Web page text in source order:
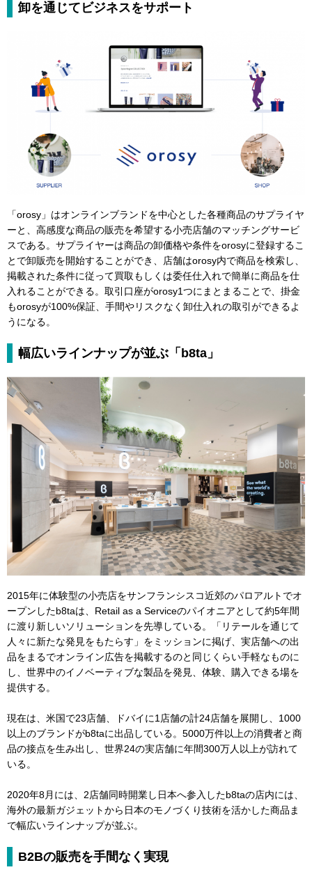
卸を通じてビジネスをサポート
「orosy」はオンラインブランドを中心とした各種商品のサプライヤ
ーと、高感度な商品の販売を希望する小売店舗のマッチングサービ
スである。サプライヤーは商品の卸価格や条件をorosyに登録するこ
とで卸販売を開始することができ、店舗はorosy内で商品を検索し、
掲載された条件に従って買取もしくは委任仕入れで簡単に商品を仕
入れることができる。取引口座がorosy1つにまとまることで、掛金
もorosyが100%保証、手間やリスクなく卸仕入れの取引ができるよ
うになる。
幅広いラインナップが並ぶ「b8ta」
2015年に体験型の小売店をサンフランシスコ近郊のパロアルトでオ
ープンしたb8taは、Retail as a Serviceのパイオニアとして約5年間
に渡り新しいソリューションを先導している。「リテールを通じて
人々に新たな発見をもたらす」をミッションに掲げ、実店舗への出
品をまるでオンライン広告を掲載するのと同じくらい手軽なものに
し、世界中のイノベーティブな製品を発見、体験、購入できる場を
提供する。
現在は、米国で23店舗、ドバイに1店舗の計24店舗を展開し、1000
以上のブランドがb8taに出品している。5000万件以上の消費者と商
品の接点を生み出し、世界24の実店舗に年間300万人以上が訪れて
いる。
2020年8月には、2店舗同時開業し日本へ参入したb8taの店内には、
海外の最新ガジェットから日本のモノづくり技術を活かした商品ま
で幅広いラインナップが並ぶ。
B2Bの販売を手間なく実現